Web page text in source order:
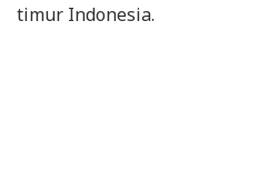
timur Indonesia.